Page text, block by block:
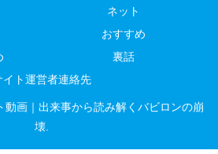
ネット
おすすめ
裏話
イト運営者連絡先
画｜出来事から読み解くバビロンの崩
壊.